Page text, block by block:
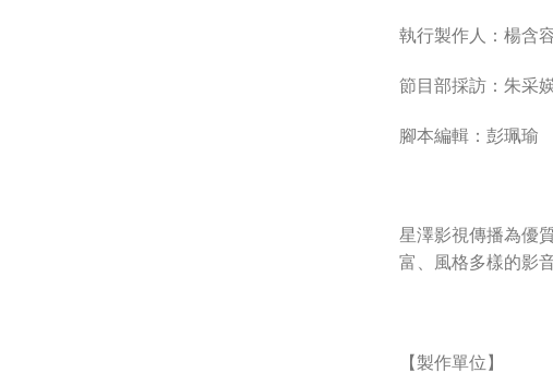
執行製作人：楊含
節目部採訪：朱采
腳本編輯：彭珮瑜
星澤影視傳播為優
富、風格多樣的影
【製作單位】